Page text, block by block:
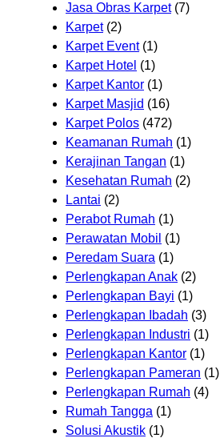
Jasa Obras Karpet(7)
Karpet(2)
Karpet Event(1)
Karpet Hotel (1)
Karpet Kantor (1)
Karpet Masjid (16)
Karpet Polos (472)
Keamanan Rumah (1)
Kerajinan Tangan (1)
Kesehatan Rumah (2)
Lantai (2)
Perabot Rumah (1)
Perawatan Mobil (1)
Peredam Suara (1)
Perlengkapan Anak (2)
Perlengkapan Bayi (1)
Perlengkapan Ibadah (3)
Perlengkapan Industri (1)
Perlengkapan Kantor (1)
Perlengkapan Pameran (1)
Perlengkapan Rumah (4)
Rumah Tangga (1)
Solusi Akustik (1)